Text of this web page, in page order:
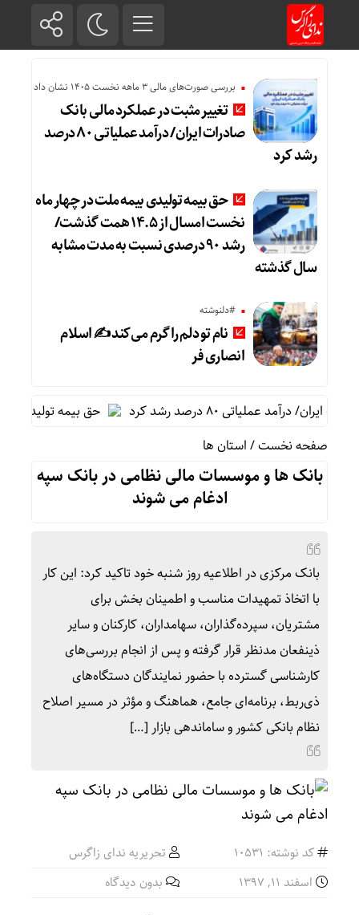
بررسی صورت‌های مالی 3 ماهه نخست 1405 نشان داد
تغییر مثبت در عملکرد مالی بانک
صادرات ایران/ درآمد عملیاتی ۸۰ درصد
رشد کرد
حق بیمه تولیدی بیمه ملت در چهار ماه
نخست امسال از ۱۴.۵ همت گذشت/
رشد ۹۰ درصدی نسبت به مدت مشابه
سال گذشته
#دلنوشته
نام تو دلم را گرم می‌کند ✍️ اسلام
انصاری فر
عملیاتی ۸۰ درصد رشد کرد
حق بیمه تولیدی بیمه ملت در چهار ماه نخست
صفحه نخست/استان ها
بانک ها و موسسات مالی نظامی در بانک سپه
ادغام می شوند
بانک مرکزی در اطلاعیه روز شنبه خود تاکید کرد: این کار
با اتخاذ تمهیدات مناسب و اطمینان بخش برای
مشتریان، سپرده‌گذاران، سهامداران، کارکنان و سایر
ذینفعان مد‌نظر قرار گرفته و پس از انجام بررسی‌های
کارشناسی گسترده با حضور نمایندگان دستگاه‌های
ذی‌ربط، برنامه‌ای جامع، هماهنگ و مؤثر در مسیر اصلاح
نظام بانکی کشور و ساماندهی بازار […]
کد نوشته: 10531
تحریریه ندای زاگرس
اسفند ۱۱, ۱۳۹۷
بدون دیدگاه